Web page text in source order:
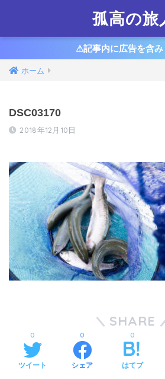
孤高の旅
⚠︎記事内に広告を含み
ホーム
DSC03170
2018年12月10日
SHARE
ツイート
0
シェア
0
はてブ
0